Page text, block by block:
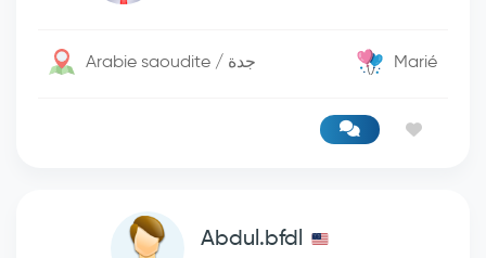
Arabie saoudite / جدة Marié
Abdul.bfdl